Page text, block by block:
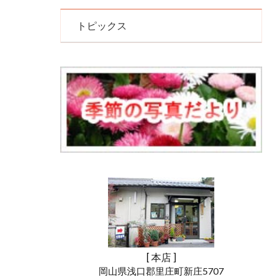
トピックス
[ 本店 ]
岡山県浅口郡里庄町新庄5707